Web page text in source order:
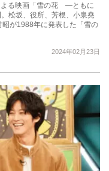
よる映画「雪の花 ―ともに
松坂、役所、芳根、小泉堯
が1988年に発表した「雪の
2024年02月23日